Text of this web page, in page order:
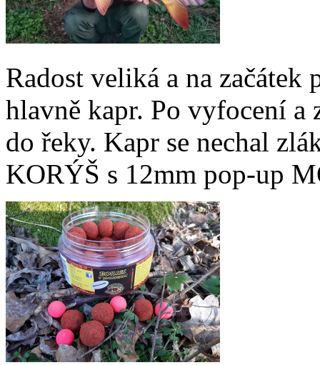
Radost veliká a na začátek
hlavně kapr. Po vyfocení a
do řeky. Kapr se nechal
KORÝŠ s 12mm pop-up